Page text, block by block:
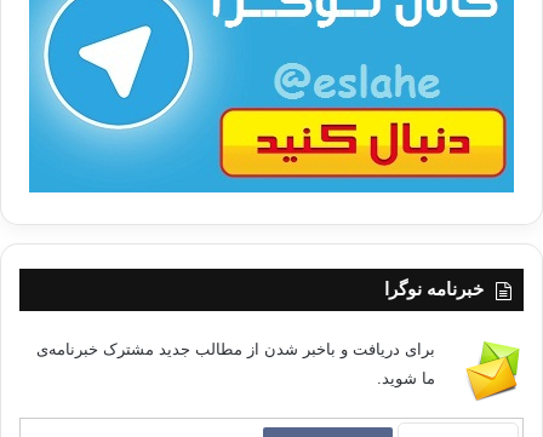
خبرنامه نوگرا
برای دریافت و باخبر شدن از مطالب جدید مشترک خبرنامه‌ی
ما شوید.